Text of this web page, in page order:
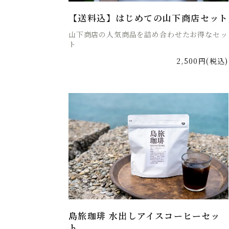
【送料込】はじめての山下商店セット
山下商店の人気商品を詰め合わせたお得なセッ
ト
2,500円(税込)
島旅珈琲 水出しアイスコーヒーセッ